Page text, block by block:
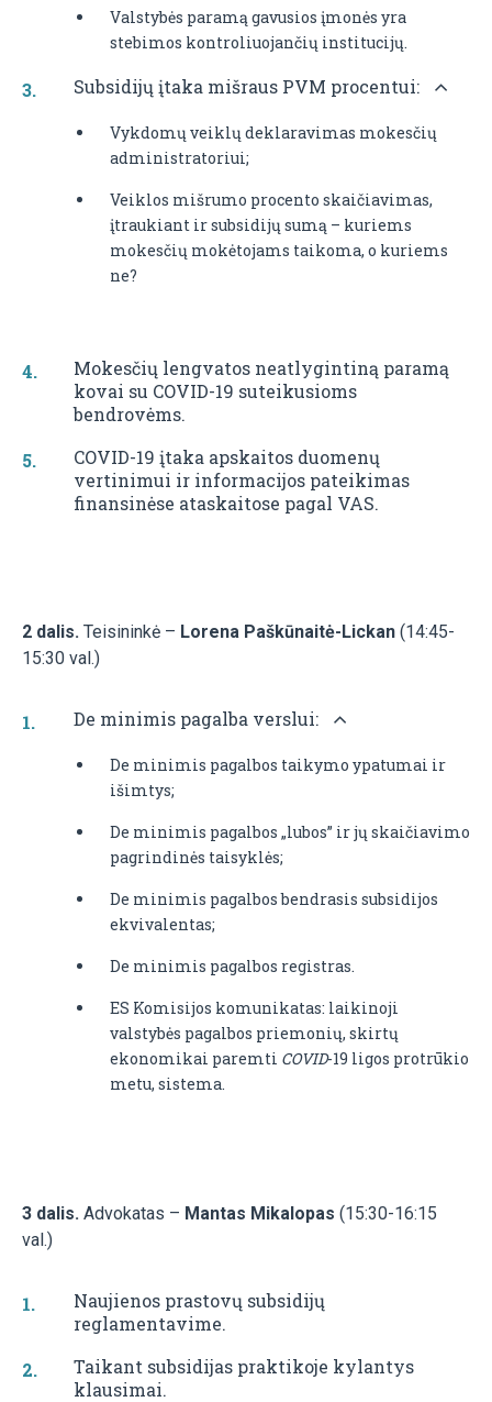
Valstybės paramą gavusios įmonės yra
stebimos kontroliuojančių institucijų.
Subsidijų įtaka mišraus PVM procentui:
Vykdomų veiklų deklaravimas mokesčių
administratoriui;
Veiklos mišrumo procento skaičiavimas,
įtraukiant ir subsidijų sumą – kuriems
mokesčių mokėtojams taikoma, o kuriems
ne?
Mokesčių lengvatos neatlygintiną paramą
kovai su COVID-19 suteikusioms
bendrovėms.
COVID-19 įtaka apskaitos duomenų
vertinimui ir informacijos pateikimas
finansinėse ataskaitose pagal VAS.
2 dalis. Teisininkė – Lorena Paškūnaitė-Lickan (14:45-
15:30 val.)
De minimis pagalba verslui:
De minimis pagalbos taikymo ypatumai ir
išimtys;
De minimis pagalbos „lubos” ir jų skaičiavimo
pagrindinės taisyklės;
De minimis pagalbos bendrasis subsidijos
ekvivalentas;
De minimis pagalbos registras.
ES Komisijos komunikatas: laikinoji
valstybės pagalbos priemonių, skirtų
ekonomikai paremti COVID-19 ligos protrūkio
metu, sistema.
3 dalis. Advokatas – Mantas Mikalopas (15:30-16:15
val.)
Naujienos prastovų subsidijų
reglamentavime.
Taikant subsidijas praktikoje kylantys
klausimai.